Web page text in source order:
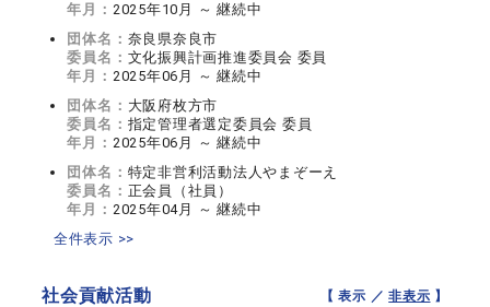
年月： 2025年10月 ～ 継続中
団体名： 奈良県奈良市
委員名： 文化振興計画推進委員会 委員
年月： 2025年06月 ～ 継続中
団体名： 大阪府枚方市
委員名： 指定管理者選定委員会 委員
年月： 2025年06月 ～ 継続中
団体名： 特定非営利活動法人やまぞーえ
委員名： 正会員（社員）
年月： 2025年04月 ～ 継続中
全件表示 >>
社会貢献活動 【 表示 ／非表示 】